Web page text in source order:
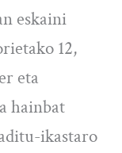
eskaini
12,
eta
hainbat
ikastaro